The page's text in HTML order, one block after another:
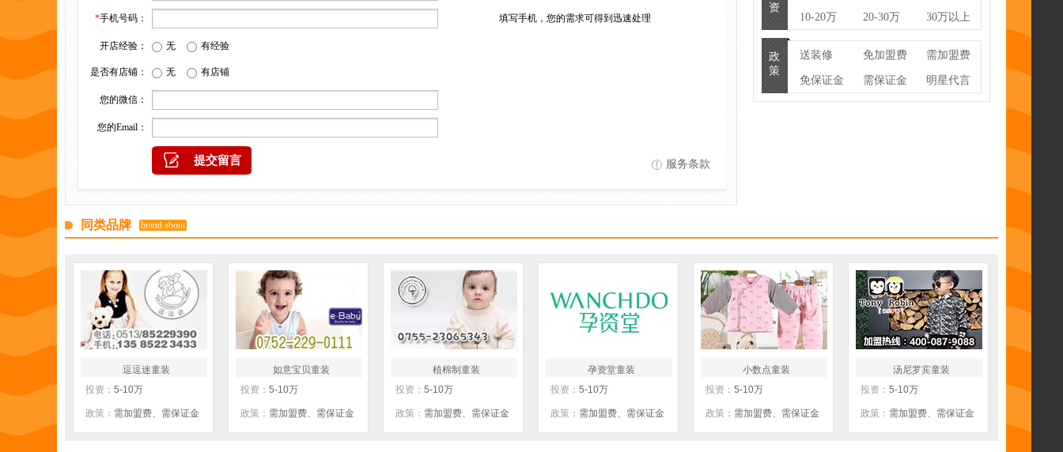
*手机号码： 填写手机，您的需求可得到迅速处理
开店经验： 无 有经验
是否有店铺： 无 有店铺
您的微信：
您的Email：
服务条款
资
10-20万 20-30万 30万以上
政
策
送装修 免加盟费 需加盟费
免保证金 需保证金 明星代言
联营 100%换货 货架提供
同类品牌 brand about
逗逗迷童装
投资： 5-10万
政策： 需加盟费、需保证金
如意宝贝童装
投资： 5-10万
政策： 需加盟费、需保证金
植棉制童装
投资： 5-10万
政策： 需加盟费、需保证金
孕资堂童装
投资： 5-10万
政策： 需加盟费、需保证金
小数点童装
投资： 5-10万
政策： 需加盟费、需保证金
汤尼罗宾童装
投资： 5-10万
政策： 需加盟费、需保证金